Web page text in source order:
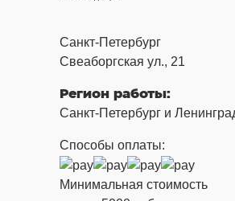
Санкт-Петербург
Свеаборгская ул., 21
Регион работы:
Санкт-Петербург и
Способы оплаты:
Минимальная стоимость